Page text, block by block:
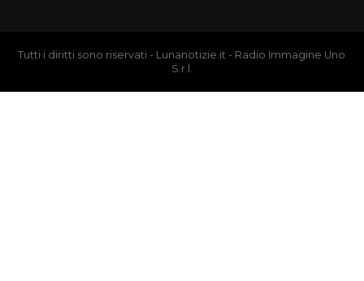
Tutti i diritti sono riservati - Lunanotizie.it - Radio Immagine Uno
S.r.l.